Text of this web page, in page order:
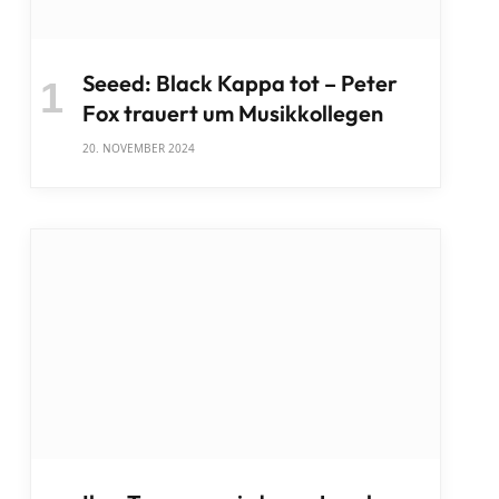
Seeed: Black Kappa tot – Peter
Fox trauert um Musikkollegen
20. NOVEMBER 2024